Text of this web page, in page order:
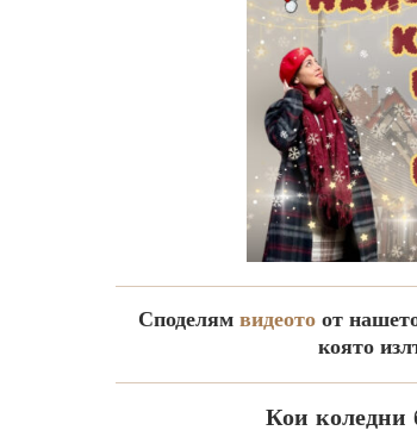
Споделямвидеотоот
която
Кои коледни